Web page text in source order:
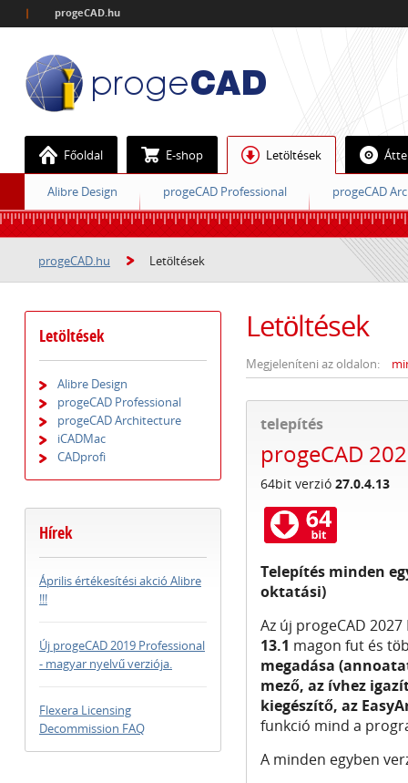
| progeCAD.hu
Főoldal E-shop Letöltések
Alibre Design progeCAD Professional progeCAD
progeCAD.hu Letöltések
Letöltések
Megjeleníteni az oldalon:
telepítés
progeCAD
64bit verzió 27.0.4.13
Telepítés minden
oktatási)
Az új progeCAD
13.1 magon fut és
megadása
mező, az ívhez
kiegészítő, az
funkció mind a
A minden egyben
Letöltések
Alibre Design
progeCAD Professional
progeCAD Architecture
iCADMac
CADprofi
Hírek
Április értékesítési akció Alibre
!!!
Új progeCAD 2019 Professional
- magyar nyelvű verziója.
Flexera Licensing
Decommission FAQ